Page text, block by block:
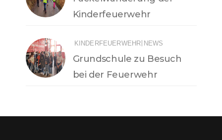
Kinderfeuerwehr
KINDERFEUERWEHR NEWS
Grundschule zu Besuch
bei der Feuerwehr